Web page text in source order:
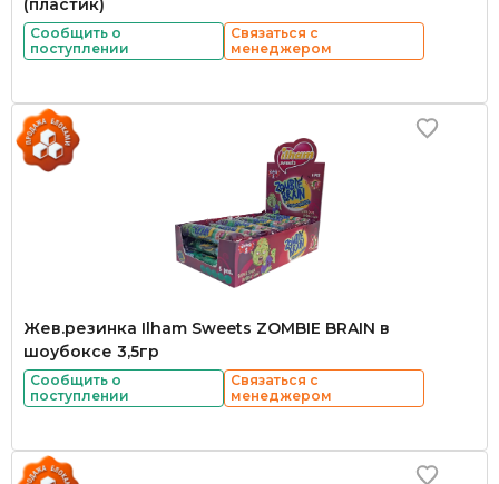
(пластик)
Сообщить о
поступлении
Связаться с
менеджером
Жев.резинка Ilham Sweets ZOMBIE BRAIN в
шоубоксе 3,5гр
Сообщить о
поступлении
Связаться с
менеджером